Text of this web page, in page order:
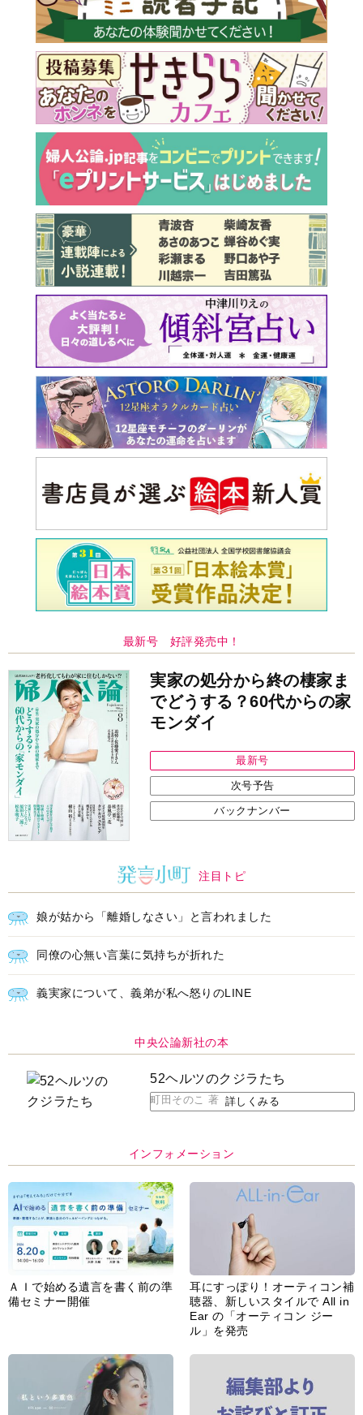
最新号 好評発売中！
実家の処分から終の棲家ま
でどうする？60代からの家
モンダイ
最新号
次号予告
バックナンバー
注目トピ
娘が姑から「離婚しなさい」と言われました
同僚の心無い言葉に気持ちが折れた
義実家について、義弟が私へ怒りのLINE
中央公論新社の本
52ヘルツのクジラたち
町田そのこ 著 詳しくみる
インフォメーション
ＡＩで始める遺言を書く前の準
備セミナー開催
耳にすっぽり！オーティコン補
聴器、新しいスタイルで All in
Ear の「オーティコン ジー
ル」を発売